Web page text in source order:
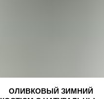
ОЛИВКОВЫЙ ЗИМНИЙ